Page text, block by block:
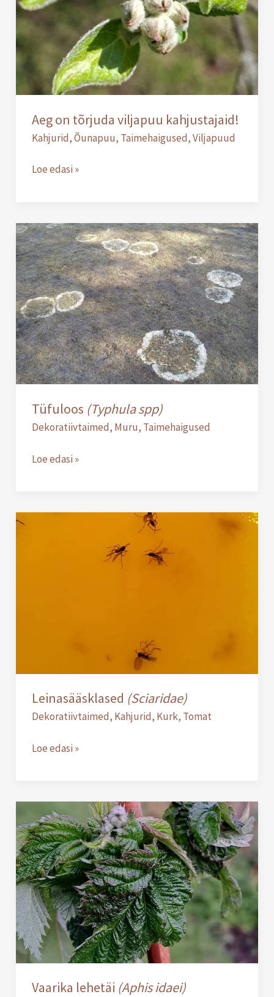
Aeg on tõrjuda viljapuu kahjustajaid!
Kahjurid,Õunapuu, Taimehaigused,Viljapuud
kahjustajaid!
Loe edasi »
Tüfuloos (Typhula spp)
Dekoratiivtaimed, Muru, Taimehaigused
Tüfuloos
(Typhula
spp)
Loe edasi »
Leinasääsklased (Sciaridae)
Dekoratiivtaimed, Kahjurid, Kurk, Tomat
Loe edasi »
Vaarika lehetäi (Aphis idaei)
Vaarika
lehetäi
(Aphis
idaei)